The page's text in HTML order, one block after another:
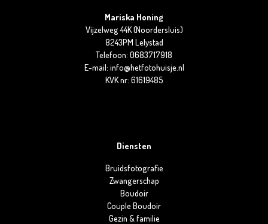
Mariska Honing
Vijzelweg 44K (Noordersluis)
8243PM Lelystad
Telefoon: 0683717918
E-mail: info@hetfotohuisje.nl
KVK nr: 61619485
Diensten
Bruidsfotografie
Zwangerschap
Boudoir
Couple Boudoir
Gezin & familie